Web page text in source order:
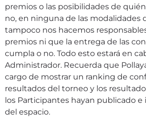
premios o las posibilidades de
no, en ninguna de las modalidades
tampoco nos hacemos
premios ni que la entrega de las
cumpla o no. Todo esto estará en
Administrador. Recuerda que
cargo de mostrar un ranking de
resultados del torneo y los
los Participantes hayan publicado
del espacio.